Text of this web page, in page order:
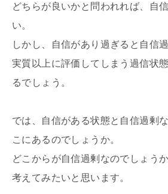
どちらが良いかと問われれば、自
い。
しかし、自信があり過ぎると自信
実質以上に評価してしまう過信状
るでしょう。
では、自信がある状態と自信過剰
こにあるのでしょうか。
どこからが自信過剰なのでしょうか
考えてみたいと思います。